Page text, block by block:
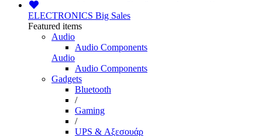
ELECTRONICS Big Sales
Featured items
Audio
Audio Components
Audio
Audio Components
Gadgets
Bluetooth
/
Gaming
/
UPS & Αξεσουάρ